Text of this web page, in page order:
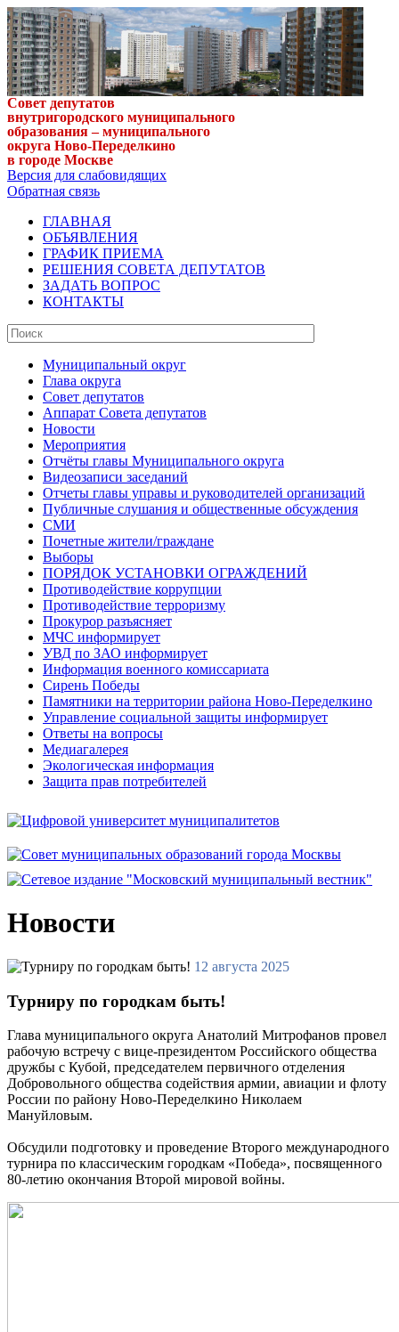
Совет депутатов
внутригородского муниципального
образования – муниципального
округа Ново-Переделкино
в городе Москве
Версия для слабовидящих
Обратная связь
ГЛАВНАЯ
ОБЪЯВЛЕНИЯ
ГРАФИК ПРИЕМА
РЕШЕНИЯ СОВЕТА ДЕПУТАТОВ
ЗАДАТЬ ВОПРОС
КОНТАКТЫ
Муниципальный округ
Глава округа
Совет депутатов
Аппарат Совета депутатов
Новости
Мероприятия
Отчёты главы Муниципального округа
Видеозаписи заседаний
Отчеты главы управы и руководителей организаций
Публичные слушания и общественные обсуждения
СМИ
Почетные жители/граждане
Выборы
ПОРЯДОК УСТАНОВКИ ОГРАЖДЕНИЙ
Противодействие коррупции
Противодействие терроризму
Прокурор разъясняет
МЧС информирует
УВД по ЗАО информирует
Информация военного комиссариата
Сирень Победы
Памятники на территории района Ново-Переделкино
Управление социальной защиты информирует
Ответы на вопросы
Медиагалерея
Экологическая информация
Защита прав потребителей
Новости
12 августа 2025
Турниру по городкам быть!
Глава муниципального округа Анатолий Митрофанов провел
рабочую встречу с вице-президентом Российского общества
дружбы с Кубой, председателем первичного отделения
Добровольного общества содействия армии, авиации и флоту
России по району Ново-Переделкино Николаем
Мануйловым.
Обсудили подготовку и проведение Второго международного
турнира по классическим городкам «Победа», посвященного
80-летию окончания Второй мировой войны.